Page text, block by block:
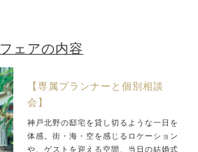
フェアの内容
【専属プランナーと個別相談
会】
神戸北野の邸宅を貸し切るような一日を
体感。街・海・空を感じるロケーション
や、ゲストを迎える空間、当日の結婚式